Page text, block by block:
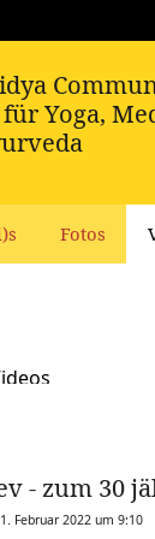
Fotos
- zum 30
Februar 2022 um 9:10